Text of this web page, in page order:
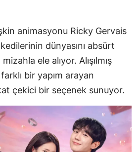
animasyonu Ricky Gervais
dünyasını absürt
ele alıyor. Alışılmış
bir yapım arayan
çekici bir seçenek sunuyor.